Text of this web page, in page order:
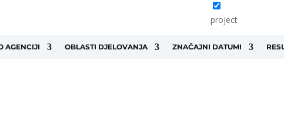
project
AGENCIJI OBLASTI DJELOVANJA ZNAČAJNI DATUMI